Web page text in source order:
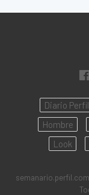
Diario Perfil
Hombre
Look